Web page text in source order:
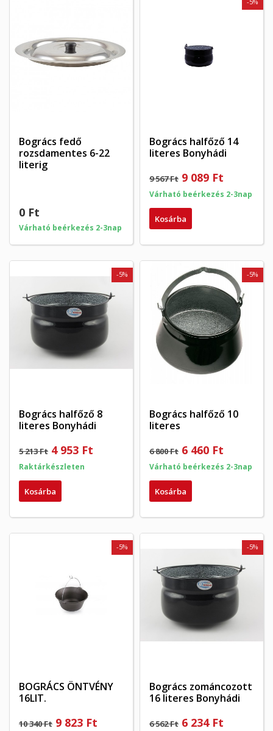
Bogrács fedő
rozsdamentes 6-22
literig
0 Ft
Várható beérkezés 2-3nap
Bogrács halfőző 14
literes Bonyhádi
9 567 Ft 9 089 Ft
Várható beérkezés 2-3nap
Kosárba
Bogrács halfőző 8
literes Bonyhádi
5 213 Ft
-5%
4 953 Ft
Raktárkészleten
Kosárba
Bogrács halfőző 10
literes
6 800 Ft
-5%
6 460 Ft
Várható beérkezés 2-3nap
Kosárba
BOGRÁCS ÖNTVÉNY
16LIT.
10 340 Ft
-5%
9 823 Ft
Bogrács zománcozott
16 literes Bonyhádi
6 562 Ft
-5%
6 234 Ft